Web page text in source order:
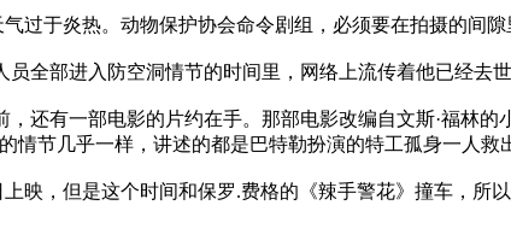
过于炎热。动物保护协会命令剧组，必须要在拍摄的间
员全部进入防空洞情节的时间里，网络上流传着他已经去世
，还有一部电影的片约在手。那部电影改编自文斯·福林
情节几乎一样，讲述的都是巴特勒扮演的特工孤身一人救
上映，但是这个时间和保罗.费格的《辣手警花》撞车，所